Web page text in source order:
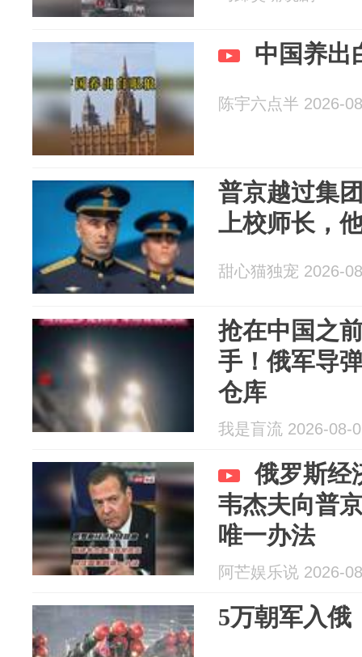
中国养出
陈宇六点半 2026-
普京越过集
上校师长，
甜心猫独宠 2026-
抢在中国之
手！俄军导
仓库
我是盲流 2026-08-
俄罗斯经
韦杰夫向普
唯一办法
阿芒娱乐说 2026-
5万朝军入俄